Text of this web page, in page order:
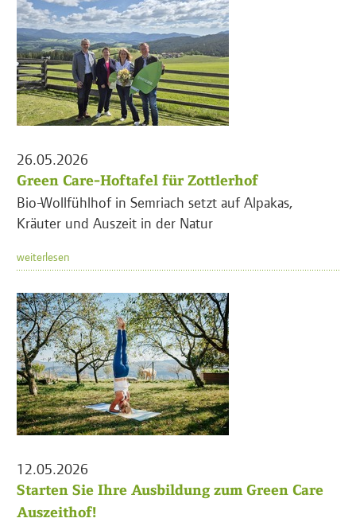
26.05.2026
Green Care-Hoftafel für Zottlerhof
Bio-Wollfühlhof in Semriach setzt auf Alpakas,
Kräuter und Auszeit in der Natur
weiterlesen
12.05.2026
Starten Sie Ihre Ausbildung zum Green Care
Auszeithof!